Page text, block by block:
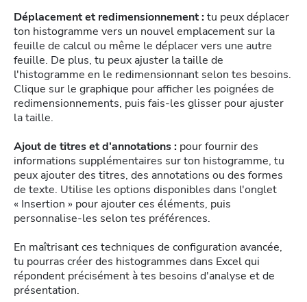
Déplacement et redimensionnement :tu peux déplacer
ton histogramme vers un nouvel emplacement sur la
feuille de calcul ou même le déplacer vers une autre
feuille. De plus, tu peux ajuster la taille de
l'histogramme en le redimensionnant selon tes besoins.
Clique sur le graphique pour afficher les poignées de
redimensionnements, puis fais-les glisser pour ajuster
la taille.
Ajout de titres et d'annotations : pour fournir des
informations supplémentaires sur ton histogramme, tu
peux ajouter des titres, des annotations ou des formes
de texte. Utilise les options disponibles dans l'onglet
« Insertion » pour ajouter ces éléments, puis
personnalise-les selon tes préférences.
En maîtrisant ces techniques de configuration avancée,
tu pourras créer des histogrammes dans Excel qui
répondent précisément à tes besoins d'analyse et de
présentation.